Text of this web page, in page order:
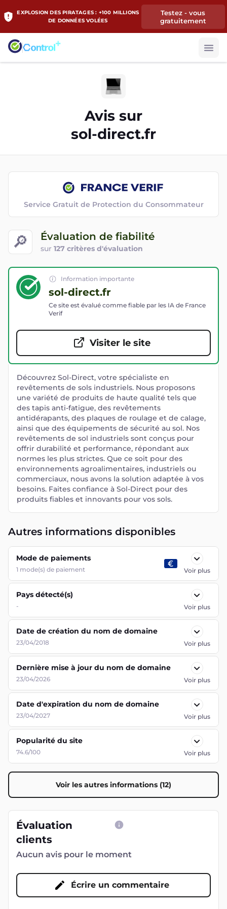
EXPLOSION DES PIRATAGES : +100 MILLIONS
DE DONNÉES VOLÉES
Testez - vous
gratuitement
Avis sur
sol-direct.fr
🔎 Évaluation de fiabilité
sur 127 critères d'évaluation
Service Gratuit de Protection du Consommateur
Information importante
sol-direct.fr
Ce site est évalué comme fiable par les IA de France
Verif
Visiter le site
Découvrez Sol-Direct, votre spécialiste en
revêtements de sols industriels. Nous proposons
une variété de produits de haute qualité tels que
des tapis anti-fatigue, des revêtements
antidérapants, des plaques de roulage et de calage,
ainsi que des équipements de sécurité au sol. Nos
revêtements de sol industriels sont conçus pour
offrir durabilité et performance, répondant aux
normes les plus strictes. Que ce soit pour des
environnements agroalimentaires, industriels ou
commerciaux, nous avons la solution adaptée à vos
besoins. Faites confiance à Sol-Direct pour des
produits fiables et innovants pour vos sols.
Autres informations disponibles
Mode de paiements
1 mode(s) de paiement Voir plus
Pays détecté(s)
- Voir plus
Date de création du nom de domaine
23/04/2018 Voir plus
Dernière mise à jour du nom de domaine
23/04/2026 Voir plus
Date d'expiration du nom de domaine
23/04/2027 Voir plus
Popularité du site
74.6/100 Voir plus
Voir les autres informations (12)
Évaluation
clients
Aucun avis pour le moment
Écrire un commentaire